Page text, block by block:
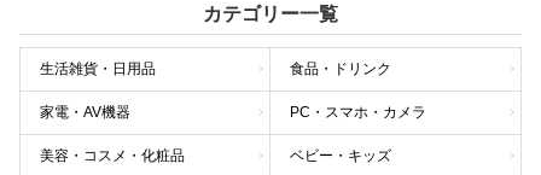
カテゴリー一覧
生活雑貨・日用品 食品・ドリンク
家電・AV機器 PC・スマホ・カメラ
美容・コスメ・化粧品 ベビー・キッズ